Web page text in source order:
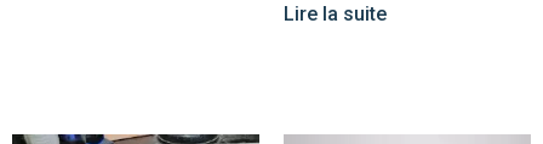
Lire la suite